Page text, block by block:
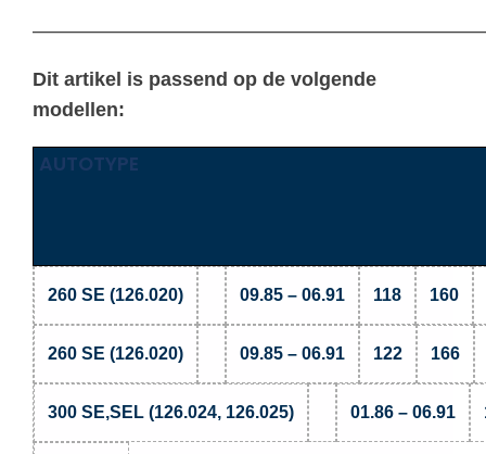
Dit artikel is passend op de volgende
modellen:
AUTOTYPE
260 SE (126.020) 09.85 – 06.91 118 160
260 SE (126.020) 09.85 – 06.91 122 166
300 SE,SEL (126.024, 126.025) 01.86 – 06.91